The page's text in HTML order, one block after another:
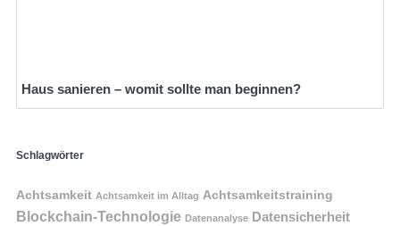
Haus sanieren – womit sollte man beginnen?
Schlagwörter
Achtsamkeit Achtsamkeit im Alltag Achtsamkeitstraining
Blockchain-Technologie Datenanalyse Datensicherheit